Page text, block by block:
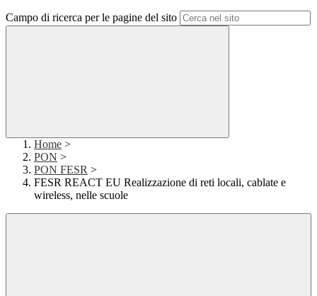
Campo di ricerca per le pagine del sito
Home >
PON >
PON FESR >
FESR REACT EU Realizzazione di reti locali, cablate e
wireless, nelle scuole